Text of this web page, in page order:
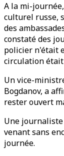
A la mi-
culturel russe,
des
constaté des
policier n'était
circulation
Un vice-
Bogdanov, a
rester ouvert
Une
venant sans
journée.